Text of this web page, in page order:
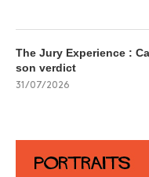
The Jury Experience :
son verdict
31/07/2026